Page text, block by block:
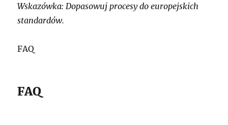
Wskazówka: Dopasowuj procesy do europejskich
standardów.
FAQ
FAQ